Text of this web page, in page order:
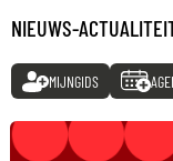
NIEUWS-
MIJNGIDS